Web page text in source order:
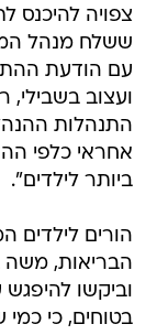
צפויה להיכנס
ששלח מנהל
עם הודעת
ועצוב בשבילי,
התנהלות
אחראי כלפי
ביותר לילדים".
הורים לילדים
הבריאות, משה
וביקשו
בטוחים, כי